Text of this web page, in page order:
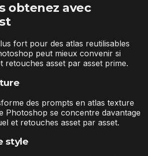
obtenez avec
fort pour des atlas reutilisables
peut mieux convenir si
retouches asset par asset prime.
des prompts en atlas texture
Photoshop se concentre davantage
et retouches asset par asset.
style